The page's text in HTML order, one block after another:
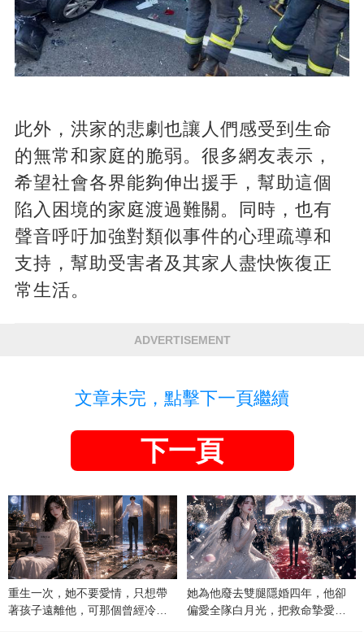
此外，洪家的悲劇也讓人們感受到生命
的無常和家庭的脆弱。很多網友表示，
希望社會各界能夠伸出援手，幫助這個
陷入困境的家庭渡過難關。同時，也有
聲音呼吁加強對類似事件的心理疏導和
支持，幫助受害者及其家人盡快恢復正
常生活。
ADVERTISEMENT
文章未完，點擊下一頁繼續
下一頁
重生一次，她不要愛情，只想帶
著孩子遠離他，可那個曾經冷漠
她為他廢去雙腿隱婚四年，他卻
偏愛全隊白月光，把救命摯愛當